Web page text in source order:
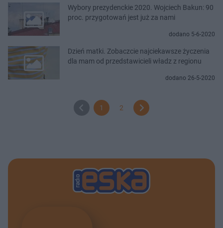
Wybory prezydenckie 2020. Wojciech Bakun: 90
proc. przygotowań jest już za nami
dodano 5-6-2020
Dzień matki. Zobaczcie najciekawsze życzenia
dla mam od przedstawicieli władz z regionu
dodano 26-5-2020
1 2